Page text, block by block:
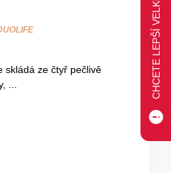
skládá ze čtyř pečlivě
...